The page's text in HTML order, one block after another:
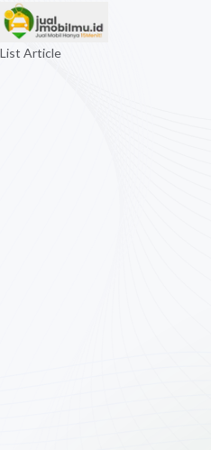
List Article